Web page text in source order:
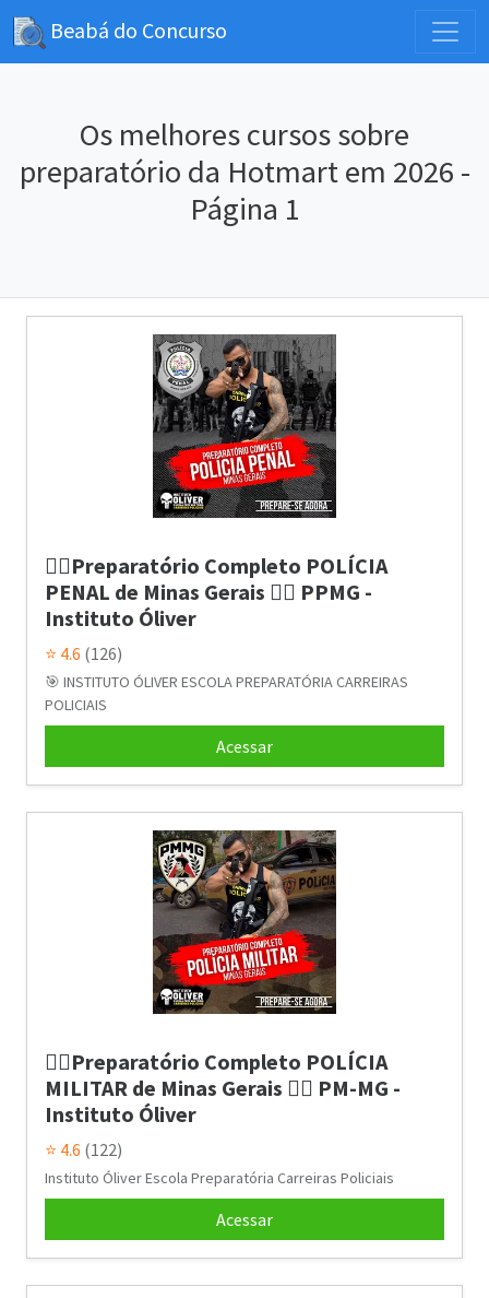
Beabá do Concurso
Os melhores cursos sobre
preparatório da Hotmart em 2026 -
Página 1
👮‍♂️Preparatório Completo POLÍCIA
PENAL de Minas Gerais 👮‍♂️ PPMG -
Instituto Óliver
⭐ 4.6 (126)
🎯 INSTITUTO ÓLIVER ESCOLA PREPARATÓRIA CARREIRAS
POLICIAIS
Acessar
👮‍♂️Preparatório Completo POLÍCIA
MILITAR de Minas Gerais 👮‍♂️ PM-MG -
Instituto Óliver
⭐ 4.6 (122)
Instituto Óliver Escola Preparatória Carreiras Policiais
Acessar